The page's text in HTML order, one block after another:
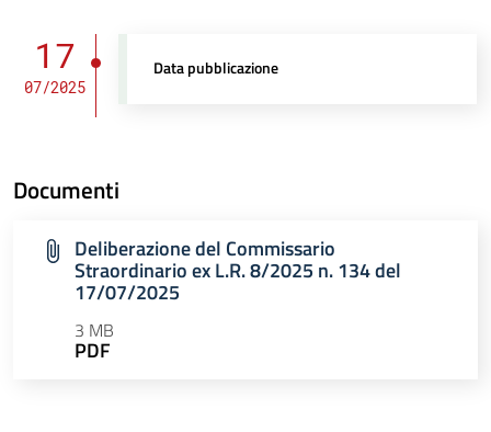
17
07/2025
Data pubblicazione
Documenti
Deliberazione del Commissario
Straordinario ex L.R. 8/2025 n. 134 del
17/07/2025
3 MB
PDF